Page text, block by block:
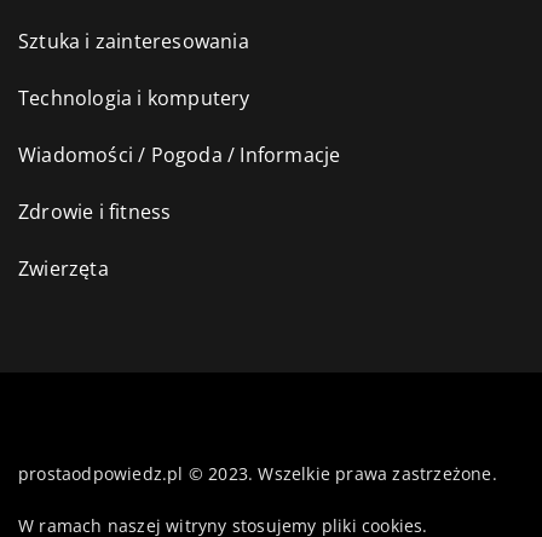
Sztuka i zainteresowania
Technologia i komputery
Wiadomości / Pogoda / Informacje
Zdrowie i fitness
Zwierzęta
prostaodpowiedz.pl © 2023. Wszelkie prawa zastrzeżone.
W ramach naszej witryny stosujemy pliki cookies.